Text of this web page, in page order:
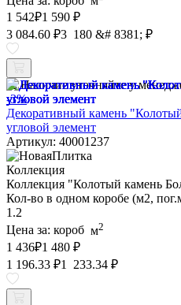
1 542₽1 590 ₽
3 084.60 ₽3 180 &# 8381; ₽
Наличие уточняйте у
-3%
Декоративный камень
угловой элемент
Артикул: 40001237
Коллекция
Коллекция "Колотый камень
Кол-во в одном коробе (м2,
1.2
Цена за: короб м2
1 436₽1 480 ₽
1 196.33 ₽1 233.34 ₽